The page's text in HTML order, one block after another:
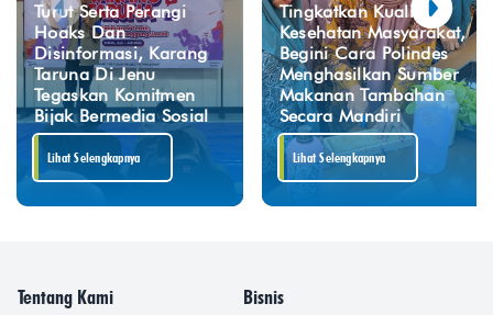
Turut Serta Perangi
Hoaks Dan
Disinformasi, Karang
Taruna Di Jenu
Tegaskan Komitmen
Bijak Bermedia Sosial
Lihat Selengkapnya
Tingkatkan Kualitas
Kesehatan Masyarakat,
Begini Cara Polindes
Menghasilkan Sumber
Makanan Tambahan
Secara Mandiri
Lihat Selengkapnya
Tentang Kami Bisnis